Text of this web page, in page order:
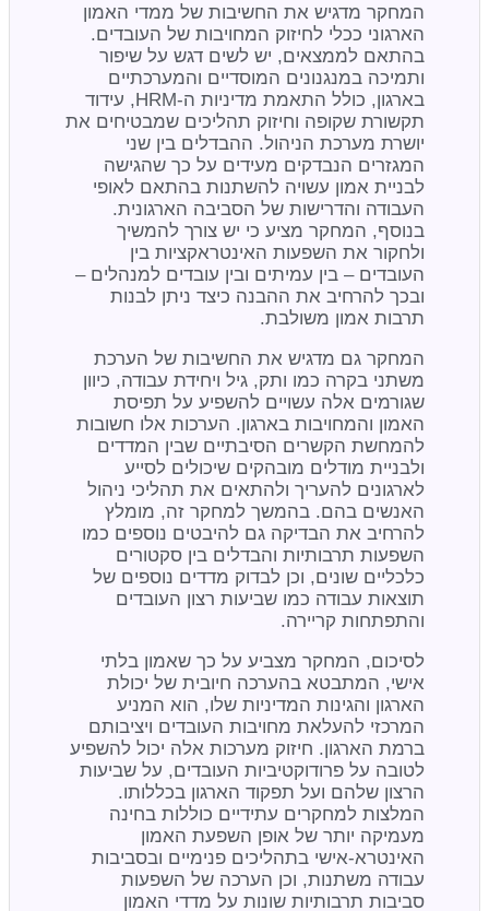
המחקר מדגיש את החשיבות של ממדי האמון
הארגוני ככלי לחיזוק המחויבות של העובדים.
בהתאם לממצאים, יש לשים דגש על שיפור
ותמיכה במנגנונים המוסדיים והמערכתיים
בארגון, כולל התאמת מדיניות ה-HRM, עידוד
תקשורת שקופה וחיזוק תהליכים שמבטיחים את
יושרת מערכת הניהול. ההבדלים בין שני
המגזרים הנבדקים מעידים על כך שהגישה
לבניית אמון עשויה להשתנות בהתאם לאופי
העבודה והדרישות של הסביבה הארגונית.
בנוסף, המחקר מציע כי יש צורך להמשיך
ולחקור את השפעות האינטראקציות בין
העובדים – בין עמיתים ובין עובדים למנהלים –
ובכך להרחיב את ההבנה כיצד ניתן לבנות
תרבות אמון משולבת.
המחקר גם מדגיש את החשיבות של הערכת
משתני בקרה כמו ותק, גיל ויחידת עבודה, כיוון
שגורמים אלה עשויים להשפיע על תפיסת
האמון והמחויבות בארגון. הערכות אלו חשובות
להמחשת הקשרים הסיבתיים שבין המדדים
ולבניית מודלים מובהקים שיכולים לסייע
לארגונים להעריך ולהתאים את תהליכי ניהול
האנשים בהם. בהמשך למחקר זה, מומלץ
להרחיב את הבדיקה גם להיבטים נוספים כמו
השפעות תרבותיות והבדלים בין סקטורים
כלכליים שונים, וכן לבדוק מדדים נוספים של
תוצאות עבודה כמו שביעות רצון העובדים
והתפתחות קריירה.
לסיכום, המחקר מצביע על כך שאמון בלתי
אישי, המתבטא בהערכה חיובית של יכולת
הארגון והגינות המדיניות שלו, הוא המניע
המרכזי להעלאת מחויבות העובדים ויציבותם
ברמת הארגון. חיזוק מערכות אלה יכול להשפיע
לטובה על פרודוקטיביות העובדים, על שביעות
הרצון שלהם ועל תפקוד הארגון בכללותו.
המלצות למחקרים עתידיים כוללות בחינה
מעמיקה יותר של אופן השפעת האמון
האינטרא-אישי בתהליכים פנימיים ובסביבות
עבודה משתנות, וכן הערכה של השפעות
סביבות תרבותיות שונות על מדדי האמון